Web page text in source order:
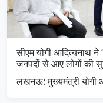
सीएम योगी आदित्यनाथ
जनपदों से आए लोगों की
लखनऊ: मुख्यमंत्री योगी